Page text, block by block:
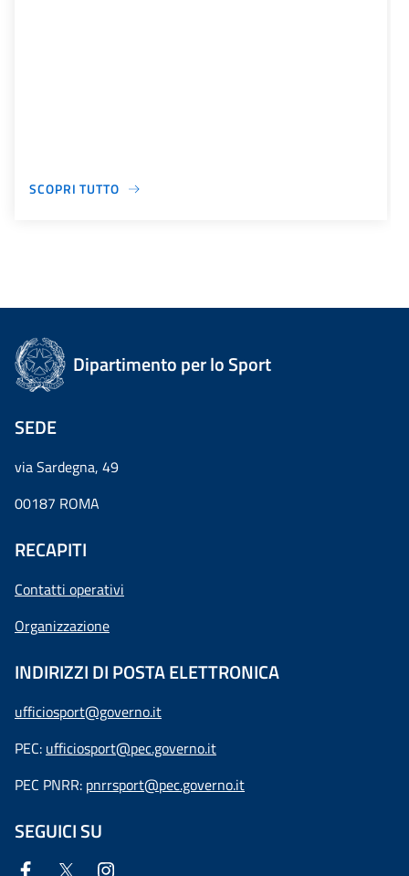
SCOPRI TUTTO
Dipartimento per lo Sport
SEDE
via Sardegna, 49
00187 ROMA
RECAPITI
Contatti operativi
Organizzazione
INDIRIZZI DI POSTA ELETTRONICA
ufficiosport@governo.it
PEC: ufficiosport@pec.governo.it
PEC PNRR: pnrrsport@pec.governo.it
SEGUICI SU